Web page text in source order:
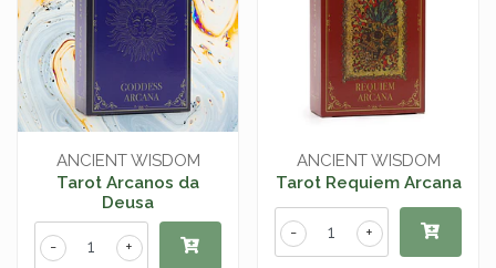
ANCIENT WISDOM
Tarot Arcanos da
Deusa
+
-
ANCIENT WISDOM
Tarot Requiem Arcana
+
-